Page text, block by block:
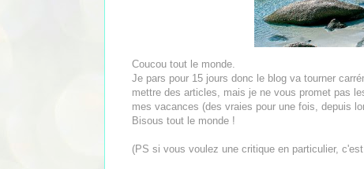
Coucou tout le monde.
Je pars pour 15 jours donc le blog va tourner
mettre des articles, mais je ne vous promet pas
mes vacances (des vraies pour une fois, depuis
Bisous tout le monde !
(PS si vous voulez une critique en particulier,